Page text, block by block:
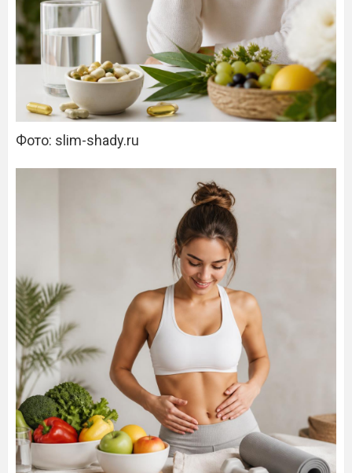
Фото: slim-shady.ru